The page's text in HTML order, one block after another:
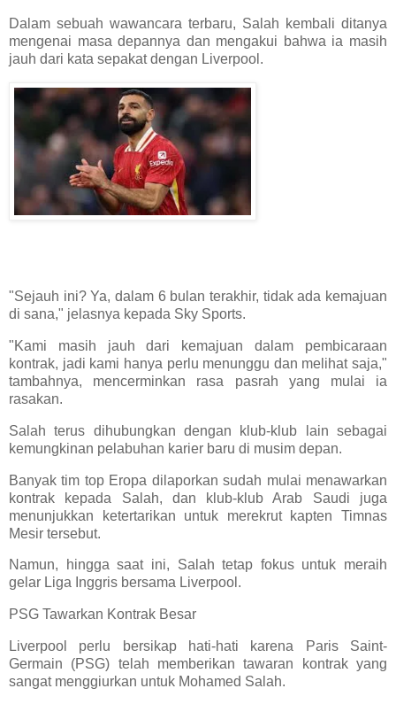
Dalam sebuah wawancara terbaru, Salah kembali ditanya
mengenai masa depannya dan mengakui bahwa ia masih
jauh dari kata sepakat dengan Liverpool.
"Sejauh ini? Ya, dalam 6 bulan terakhir, tidak ada kemajuan
di sana," jelasnya kepada Sky Sports.
"Kami masih jauh dari kemajuan dalam pembicaraan
kontrak, jadi kami hanya perlu menunggu dan melihat saja,"
tambahnya, mencerminkan rasa pasrah yang mulai ia
rasakan.
Salah terus dihubungkan dengan klub-klub lain sebagai
kemungkinan pelabuhan karier baru di musim depan.
Banyak tim top Eropa dilaporkan sudah mulai menawarkan
kontrak kepada Salah, dan klub-klub Arab Saudi juga
menunjukkan ketertarikan untuk merekrut kapten Timnas
Mesir tersebut.
Namun, hingga saat ini, Salah tetap fokus untuk meraih
gelar Liga Inggris bersama Liverpool.
PSG Tawarkan Kontrak Besar
Liverpool perlu bersikap hati-hati karena Paris Saint-
Germain (PSG) telah memberikan tawaran kontrak yang
sangat menggiurkan untuk Mohamed Salah.